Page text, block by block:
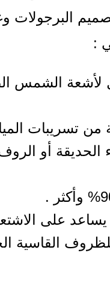
البرجولات
لأشعة الشمس
من تسريبات
أو الروف
على
للظروف القاسية